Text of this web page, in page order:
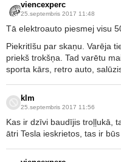
viencexperc
25.septembris 2017 11:48
Tā
Piekritīšu par skaņu. Varēja
priekš trokšņa. Tad varētu
sporta kārs, retro auto,
klm
25.septembris 2017 11:56
Kas ir dzīvi baudījis troļļukā,
ātri Tesla ieskrietos, tas ir